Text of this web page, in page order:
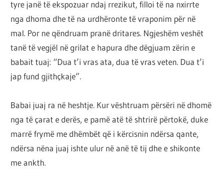
tyre janë të ekspozuar ndaj rrezikut, filloi të na nxirrte
nga dhoma dhe të na urdhëronte të vraponim për në
mal. Por ne qëndruam pranë dritares. Ngjeshëm veshët
tanë të vegjël në grilat e hapura dhe dëgjuam zërin e
babait tuaj: “Dua t’i vras ​​ata, dua të vras ​​veten. Dua t’i
jap fund gjithçkaje”.
Babai juaj ra në heshtje. Kur vështruam përsëri në dhomë
nga të çarat e derës, e pamë atë të shtrirë përtokë, duke
marrë frymë me dhëmbët që i kërcisnin ndërsa qante,
ndërsa nëna juaj ishte ulur në anë të tij dhe e shikonte
me ankth.